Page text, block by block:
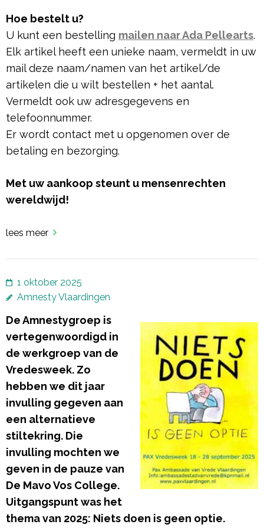
Hoe bestelt u?
U kunt een bestelling mailen naar Ada Pellearts.
Elk artikel heeft een unieke naam, vermeldt in uw
mail deze naam/namen van het artikel/de
artikelen die u wilt bestellen + het aantal.
Vermeldt ook uw adresgegevens en
telefoonnummer.
Er wordt contact met u opgenomen over de
betaling en bezorging.
Met uw aankoop steunt u mensenrechten
wereldwijd!
lees meer
1 oktober 2025
Amnesty Vlaardingen
De Amnestygroep is
vertegenwoordigd in
de werkgroep van de
Vredesweek. Zo
hebben we dit jaar
invulling gegeven aan
een alternatieve
stiltekring. Die
invulling mochten we
geven in de pauze van
De Mavo Vos College.
Uitgangspunt was het
thema van 2025: Niets doen is geen optie.